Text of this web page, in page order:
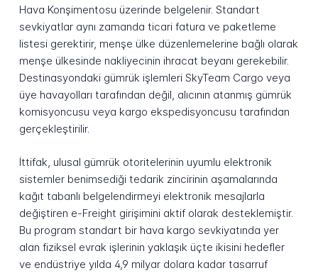
Hava Konşimentosu üzerinde belgelenir. Standart
sevkiyatlar aynı zamanda ticari fatura ve paketleme
listesi gerektirir, menşe ülke düzenlemelerine bağlı olarak
menşe ülkesinde nakliyecinin ihracat beyanı gerekebilir.
Destinasyondaki gümrük işlemleri SkyTeam Cargo veya
üye havayolları tarafından değil, alıcının atanmış gümrük
komisyoncusu veya kargo ekspedisyoncusu tarafından
gerçekleştirilir.
İttifak, ulusal gümrük otoritelerinin uyumlu elektronik
sistemler benimsediği tedarik zincirinin aşamalarında
kağıt tabanlı belgelendirmeyi elektronik mesajlarla
değiştiren e-Freight girişimini aktif olarak desteklemiştir.
Bu program standart bir hava kargo sevkiyatında yer
alan fiziksel evrak işlerinin yaklaşık üçte ikisini hedefler
ve endüstriye yılda 4,9 milyar dolara kadar tasarruf